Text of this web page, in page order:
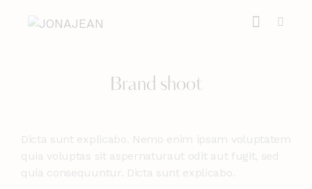
Brand shoot
Dicta sunt explicabo. Nemo enim ipsam voluptatem
quia voluptas sit aspernaturaut odit aut fugit, sed
quia consequuntur. Dicta sunt explicabo.